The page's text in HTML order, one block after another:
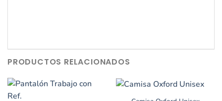
PRODUCTOS RELACIONADOS